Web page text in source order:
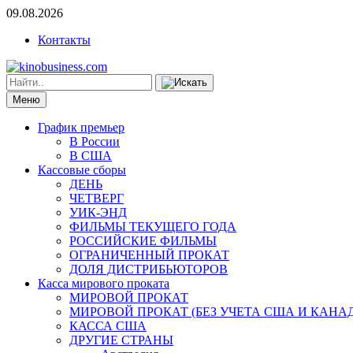
09.08.2026
Контакты
Меню
График премьер
В России
В США
Кассовые сборы
ДЕНЬ
ЧЕТВЕРГ
УИК-ЭНД
ФИЛЬМЫ ТЕКУЩЕГО ГОДА
РОССИЙСКИЕ ФИЛЬМЫ
ОГРАНИЧЕННЫЙ ПРОКАТ
ДОЛЯ ДИСТРИБЬЮТОРОВ
Касса мирового проката
МИРОВОЙ ПРОКАТ
МИРОВОЙ ПРОКАТ (БЕЗ УЧЕТА США И
КАССА США
ДРУГИЕ СТРАНЫ